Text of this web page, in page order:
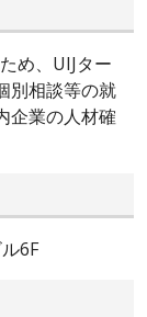
め、UIJター
別相談等の就
企業の人材確
6F